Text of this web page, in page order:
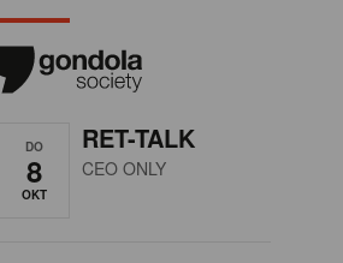
DO
8
OKT
RET-TALK
CEO ONLY